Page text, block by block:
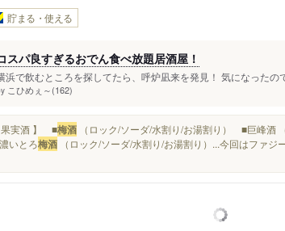
貯まる・使える
スパ良すぎるおでん食べ放題居酒屋！
浜で飲むところを探してたら、呼炉凪来を発見！ 気になったの
こひめぇ～(162)
果実酒 】 ■梅酒 （ロック/ソーダ/水割り/お湯割り） ■巨峰酒
いとろ梅酒 （ロック/ソーダ/水割り/お湯割り）...今回はファジ